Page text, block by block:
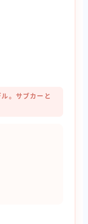
。サブカーと